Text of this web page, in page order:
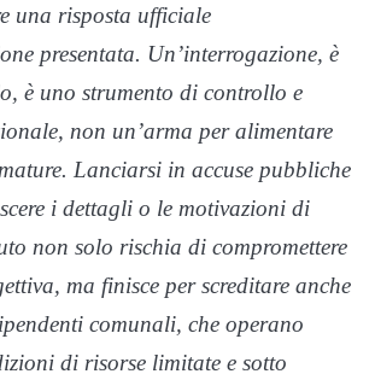
una risposta ufficiale
presentata. Un’interrogazione, è
è uno strumento di controllo e
non un’arma per alimentare
Lanciarsi in accuse pubbliche
i dettagli o le motivazioni di
non solo rischia di compromettere
ma finisce per screditare anche
comunali, che operano
di risorse limitate e sotto